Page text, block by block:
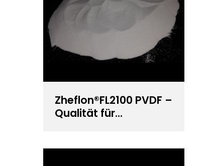
Zheflon®FL2100 PVDF –
Qualität für
Führender Hersteller